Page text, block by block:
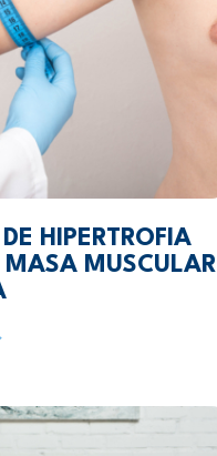
HIPERTROFIA
MASA MUSCULAR